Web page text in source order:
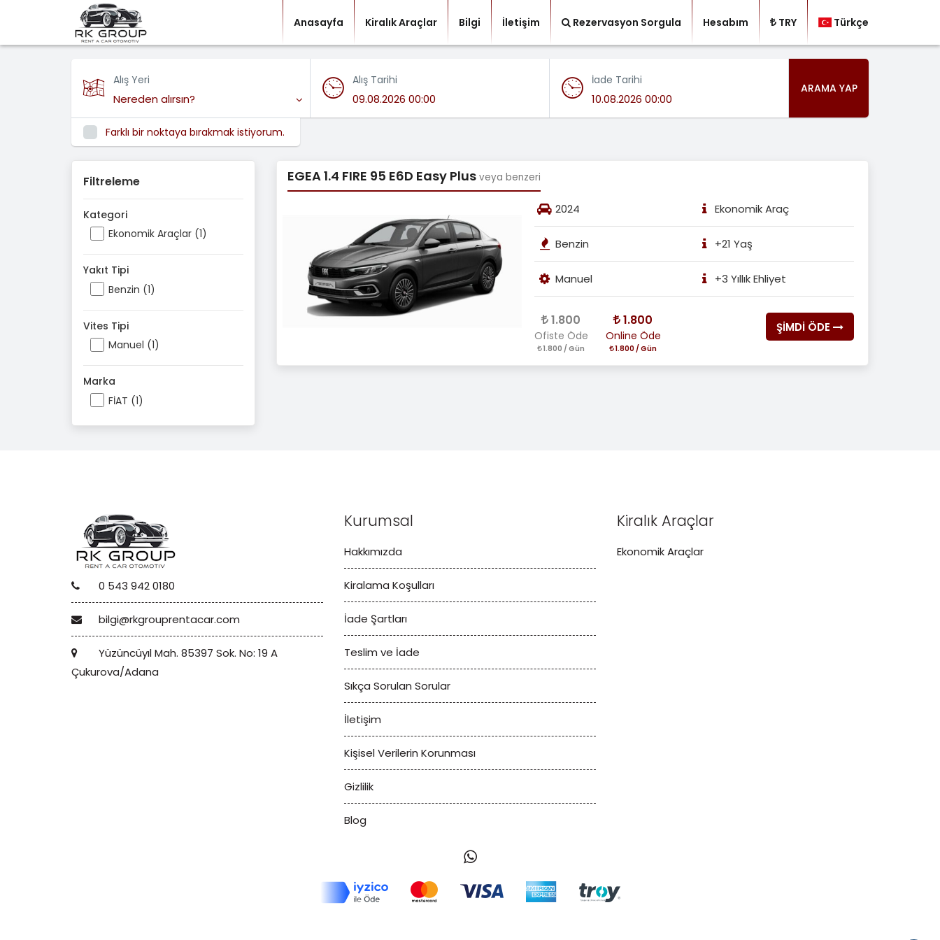
Anasayfa Kiralık Araçlar Bilgi İletişim Rezervasyon Sorgula Hesabım TRY Türkçe
Alış Yeri
Nereden alırsın?
Alış Tarihi İade Tarihi
ARAMA YAP
Farklı bir noktaya bırakmak istiyorum.
Filtreleme
Kategori
Ekonomik Araçlar (1)
Yakıt Tipi
Benzin (1)
Vites Tipi
Manuel (1)
Marka
FİAT (1)
EGEA 1.4 FIRE 95 E6D Easy Plus veya benzeri
2024 Ekonomik Araç
Benzin +21 Yaş
Manuel +3 Yıllık Ehliyet
1.800
Ofiste Öde
1.800 / Gün
1.800
Online Öde
1.800 / Gün
ŞİMDİ ÖDE
0 543 942 0180
bilgi@rkgrouprentacar.com
Yüzüncüyıl Mah. 85397 Sok. No: 19 A
Çukurova/Adana
Kurumsal
Hakkımızda
Kiralama Koşulları
İade Şartları
Teslim ve İade
Sıkça Sorulan Sorular
İletişim
Kişisel Verilerin Korunması
Gizlilik
Blog
Kiralık Araçlar
Ekonomik Araçlar